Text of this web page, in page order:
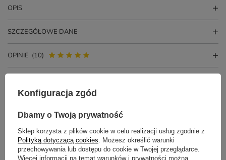
OPIS
SZCZEGÓŁOWE DANE
OPINIE (10)
Konfiguracja zgód
Dbamy o Twoją prywatność
Sklep korzysta z plików cookie w celu realizacji usług zgodnie z
Polityką dotyczącą cookies . Możesz określić warunki
przechowywania lub dostępu do cookie w Twojej przeglądarce.
Więcej informacji na temat warunków i prywatności można